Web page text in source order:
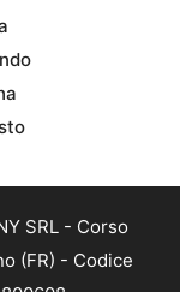
SRL - Corso
(FR) - Codice